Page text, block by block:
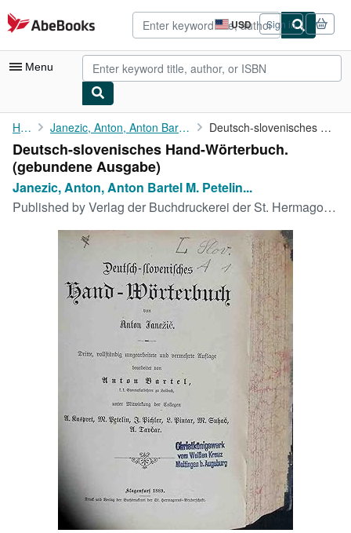
Skip to main content
AbeBooks.com USD
Site
shopping
preferences
Sign in
Menu
My Account
My Purchases
Advanced Search
Browse Collections
Rare Books
CLOSE
Home Janezic, Anton, Anton Bartel M. Petelin u. a.: Deutsch-slovenisches Hand-Wörterbuch.
Deutsch-slovenisches Hand-Wörterbuch.
(gebundene Ausgabe)
Janezic, Anton, Anton Bartel M. Petelin...
Published byVerlag der Buchdruckerei der St. Hermagoras-Bruderschaft;, 1889